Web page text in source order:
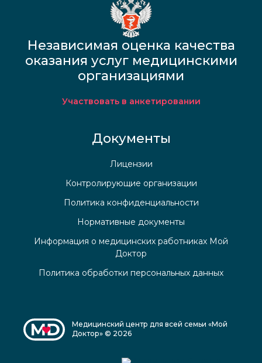
Независимая оценка качества
оказания услуг медицинскими
организациями
Участвовать в анкетировании
Документы
Лицензии
Контролирующие организации
Политика конфиденциальности
Нормативные документы
Информация о медицинских работниках Мой
Доктор
Политика обработки персональных данных
Медицинский центр для всей семьи «Мой
Доктор» © 2026